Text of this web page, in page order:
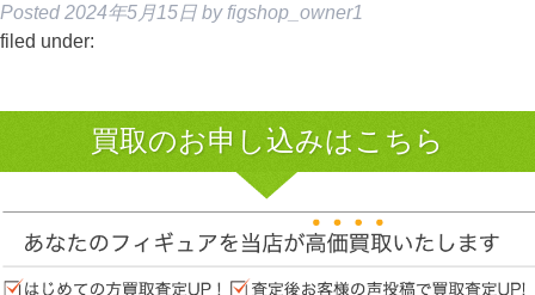
Posted 2024年5月15日 by figshop_owner1
filed under:
買取のお申し込みはこちら